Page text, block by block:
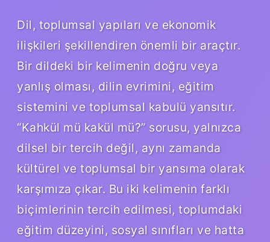
Dil, toplumsal yapıları ve ekonomik
ilişkileri şekillendiren önemli bir araçtır.
Bir dildeki bir kelimenin doğru veya
yanlış olması, dilin evrimini, eğitim
sistemini ve toplumsal kabulü yansıtır.
“Kahkül mü kakül mü?” sorusu, yalnızca
dilsel bir tercih değil, aynı zamanda
kültürel ve toplumsal bir yansıma olarak
karşımıza çıkar. Bu iki kelimenin farklı
biçimlerinin tercih edilmesi, toplumdaki
eğitim düzeyini, sosyal sınıfları ve hatta